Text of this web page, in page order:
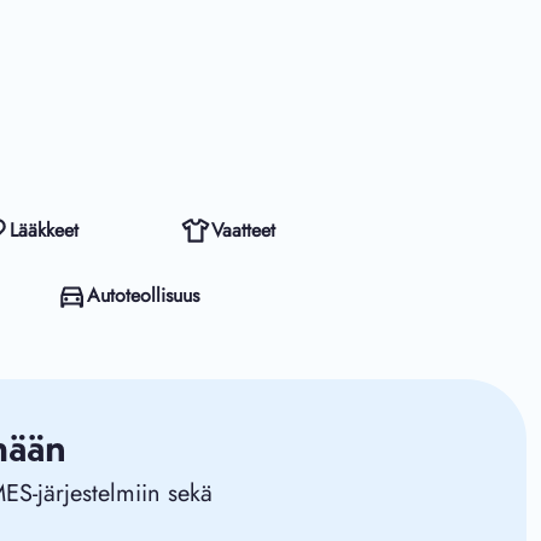
Lääkkeet Vaatteet
Autoteollisuus
järjestelmiin sekä